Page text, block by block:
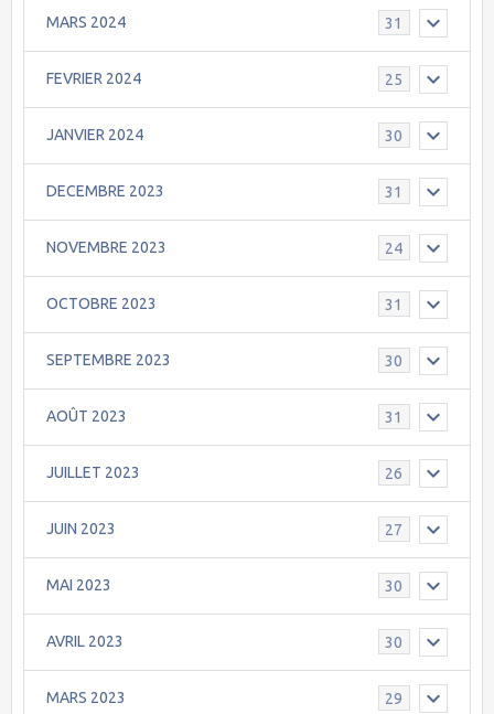
MARS 2024 31
FEVRIER 2024 25
JANVIER 2024 30
DECEMBRE 2023 31
NOVEMBRE 2023 24
OCTOBRE 2023 31
SEPTEMBRE 2023 30
AOÛT 2023 31
JUILLET 2023 26
JUIN 2023 27
MAI 2023 30
AVRIL 2023 30
MARS 2023 29